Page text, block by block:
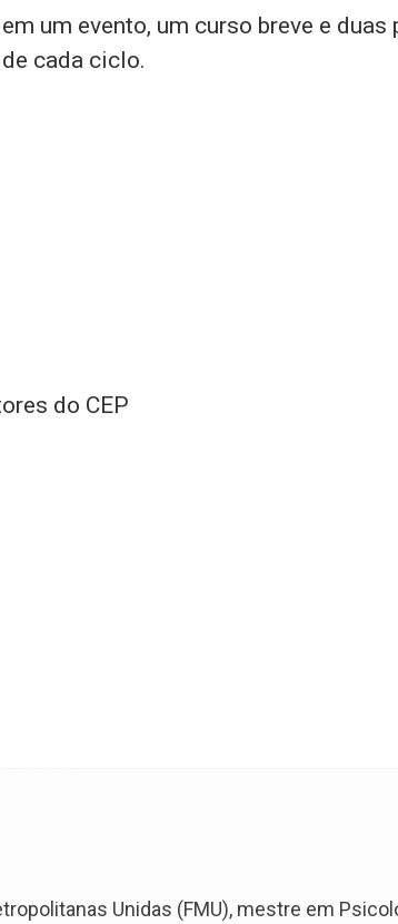
um evento, um curso breve e
cada ciclo.
do CEP
Unidas (FMU), mestre em